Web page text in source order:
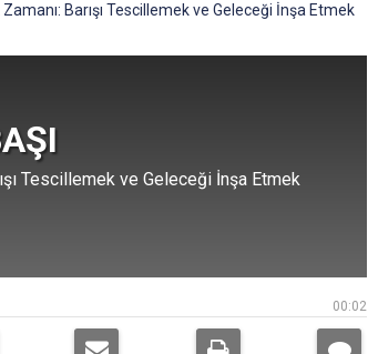
Barışı Tescillemek ve Geleceği İnşa Etmek
Tescillemek ve Geleceği İnşa Etmek
00:02